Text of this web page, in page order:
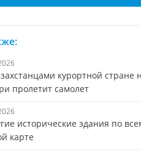
курортной
пролетит самолет
исторические здания по
карте